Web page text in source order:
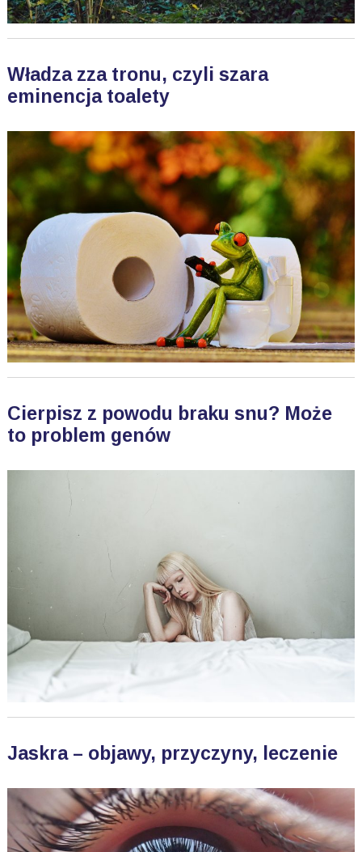
Władza zza tronu, czyli szara
eminencja toalety
Cierpisz z powodu braku snu? Może
to problem genów
Jaskra – objawy, przyczyny, leczenie